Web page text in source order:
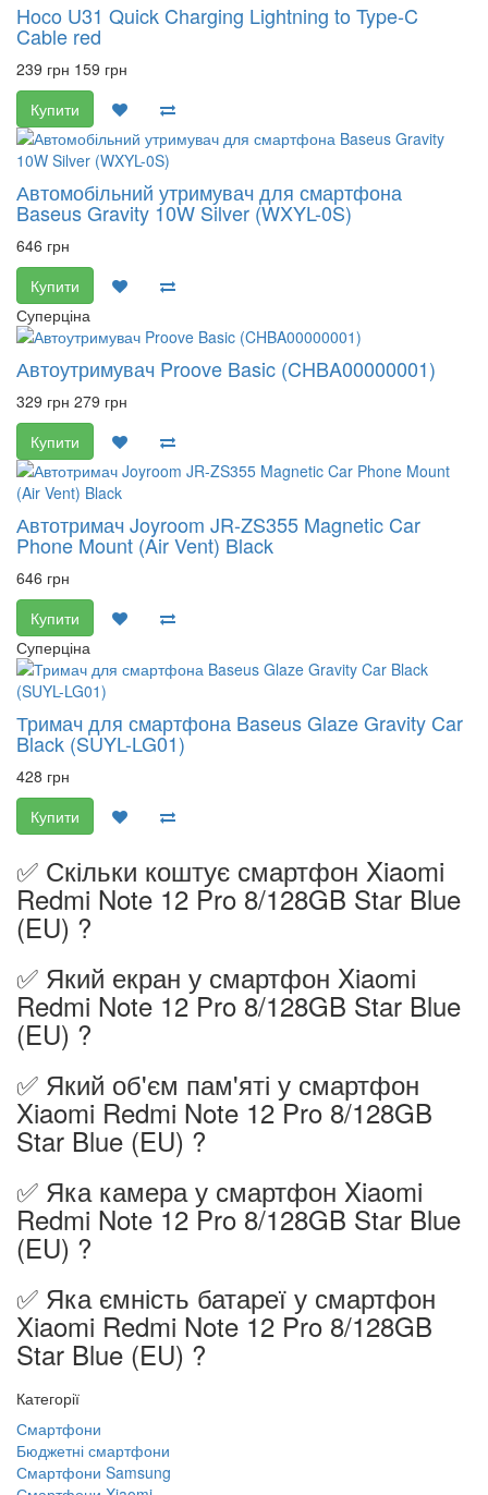
Hoco U31 Quick Charging Lightning to Type-C
Cable red
239 грн 159 грн
Купити
Автомобільний утримувач для смартфона
Baseus Gravity 10W Silver (WXYL-0S)
646 грн
Купити
Суперціна
Автоутримувач Proove Basic (CHBA00000001)
329 грн 279 грн
Купити
Автотримач Joyroom JR-ZS355 Magnetic Car
Phone Mount (Air Vent) Black
646 грн
Купити
Суперціна
Тримач для смартфона Baseus Glaze Gravity Car
Black (SUYL-LG01)
428 грн
Купити
✅ Скільки коштує смартфон Xiaomi
Redmi Note 12 Pro 8/128GB Star Blue
(EU) ?
✅ Який екран у смартфон Xiaomi
Redmi Note 12 Pro 8/128GB Star Blue
(EU) ?
✅ Який об'єм пам'яті у смартфон
Xiaomi Redmi Note 12 Pro 8/128GB
Star Blue (EU) ?
✅ Яка камера у смартфон Xiaomi
Redmi Note 12 Pro 8/128GB Star Blue
(EU) ?
✅ Яка ємність батареї у смартфон
Xiaomi Redmi Note 12 Pro 8/128GB
Star Blue (EU) ?
Категорії
Смартфони
Бюджетні смартфони
Смартфони Samsung